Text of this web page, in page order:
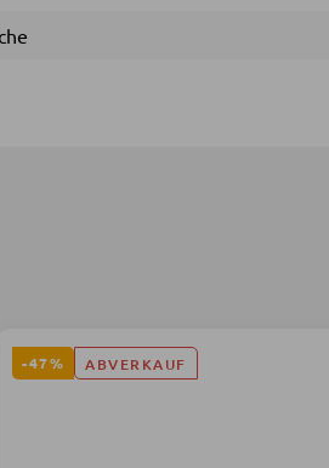
-47% ABVERKAUF